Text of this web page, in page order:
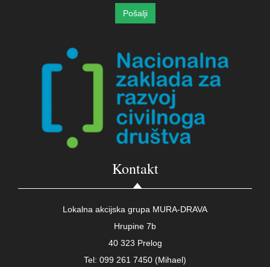
Kontakt
Lokalna akcijska grupa MURA-DRAVA
Hrupine 7b
40 323 Prelog
Tel: 099 261 7450 (Mihael)